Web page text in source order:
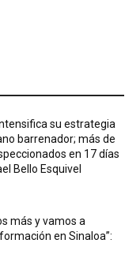
su estrategia
barrenador; más de
en 17 días
Bello Esquivel
más y vamos a
en Sinaloa”: